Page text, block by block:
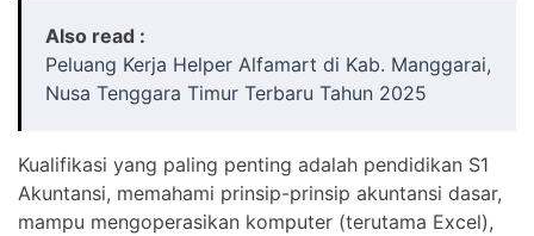
Also read :
Peluang Kerja Helper Alfamart di Kab. Manggarai,
Nusa Tenggara Timur Terbaru Tahun 2025
Kualifikasi yang paling penting adalah pendidikan S1
Akuntansi, memahami prinsip-prinsip akuntansi dasar,
mampu mengoperasikan komputer (terutama Excel),